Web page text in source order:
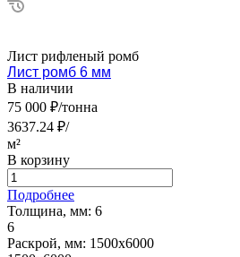
Лист рифленый ромб
Лист ромб 6 мм
В наличии
75 000 ₽/тонна
3637.24 ₽/
м²
В корзину
Подробнее
Толщина, мм: 6
6
Раскрой, мм: 1500х6000